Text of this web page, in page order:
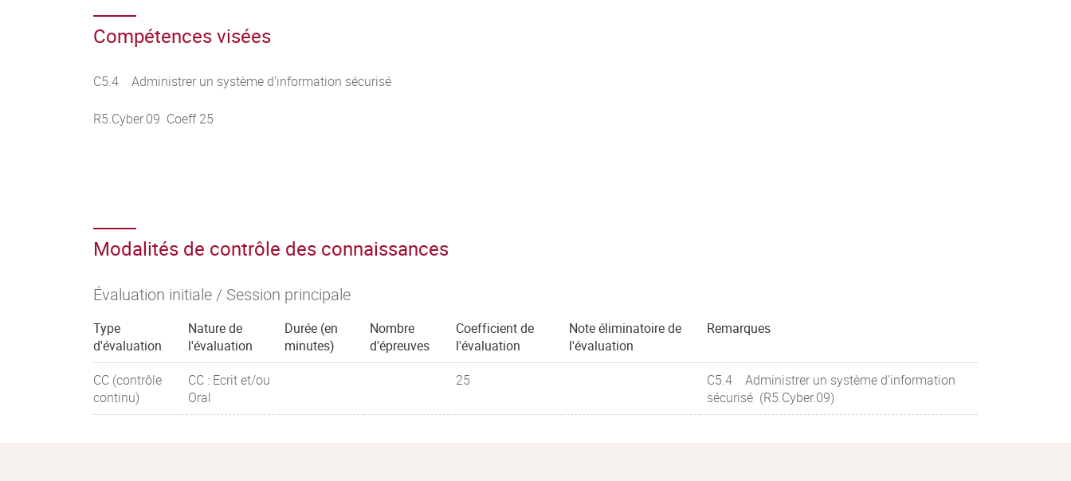
Compétences visées
C5.4 Administrer un système d'information sécurisé
R5.Cyber.09 Coeff 25
Modalités de contrôle des connaissances
Évaluation initiale / Session principale
Type
d'évaluation
Nature de
l'évaluation
Durée (en
minutes)
Nombre
d'épreuves
Coefficient de
l'évaluation
Note éliminatoire de
l'évaluation
Remarques
CC (contrôle
continu)
CC : Ecrit et/ou
Oral
25
C5.4 Administrer un système d'information
sécurisé (R5.Cyber.09)